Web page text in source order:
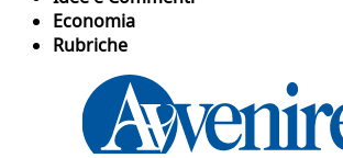
Economia
Rubriche